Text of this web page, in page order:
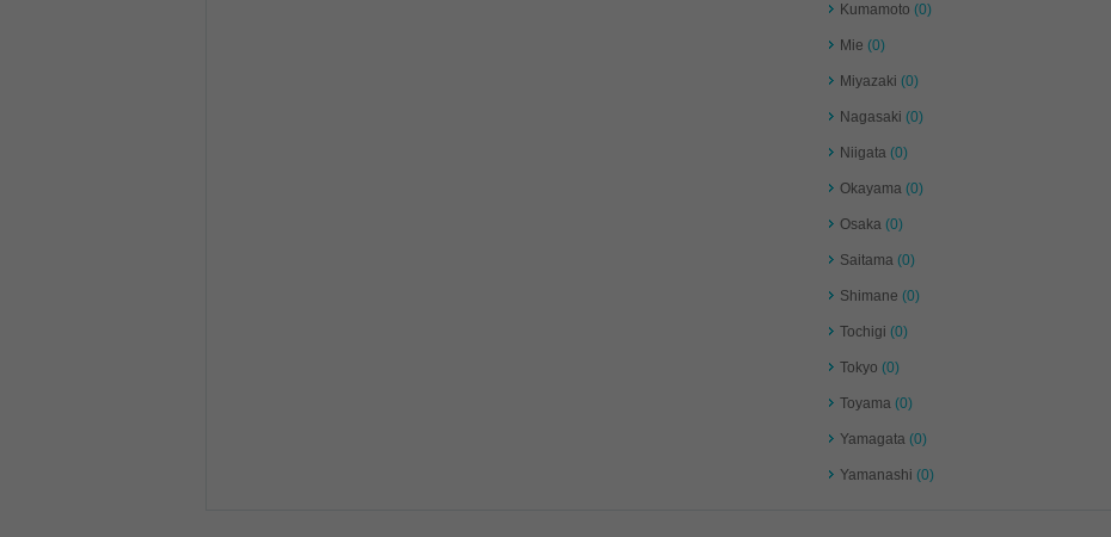
Kumamoto(0)
Mie(0)
Miyazaki(0)
Nagasaki(0)
Niigata(0)
Okayama(0)
Osaka(0)
Saitama(0)
Shimane(0)
Tochigi(0)
Tokyo(0)
Toyama(0)
Yamagata(0)
Yamanashi(0)